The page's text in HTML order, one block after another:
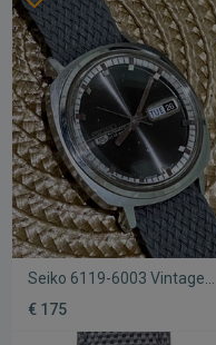
Seiko 6119-6003 Vintage
ρολόι μεταχειρισμένο, γκρι
€ 175